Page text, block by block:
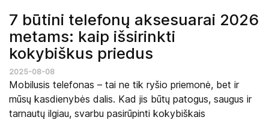
7 būtini telefonų aksesuarai 2026
metams: kaip išsirinkti
kokybiškus priedus
2025-08-08
Mobilusis telefonas – tai ne tik ryšio priemonė, bet ir
mūsų kasdienybės dalis. Kad jis būtų patogus, saugus ir
tarnautų ilgiau, svarbu pasirūpinti kokybiškais